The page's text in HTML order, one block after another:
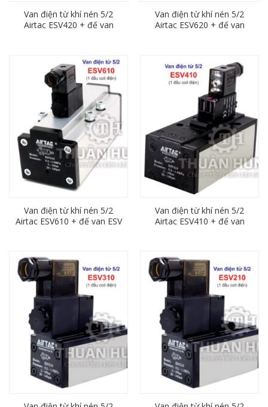
Van điện từ khí nén 5/2
Airtac ESV420 + đế van
Van điện từ khí nén 5/2
Airtac ESV620 + đế van
Van điện từ khí nén 5/2
Airtac ESV610 + đế van ESV
Van điện từ khí nén 5/2
Airtac ESV410 + đế van